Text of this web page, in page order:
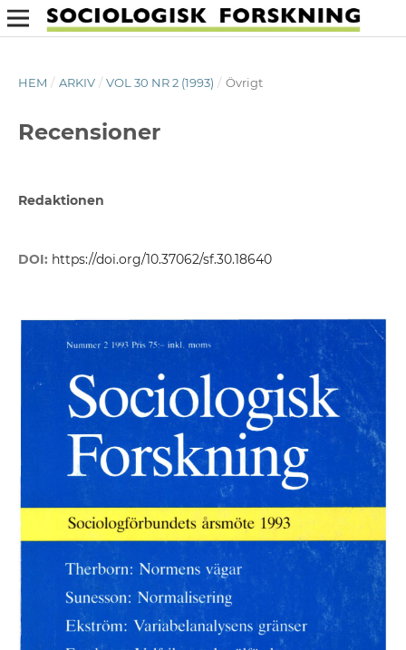
HEM / ARKIV / VOL 30 NR 2 (1993) / Övrigt
Recensioner
Redaktionen
DOI: https://doi.org/10.37062/sf.30.18640